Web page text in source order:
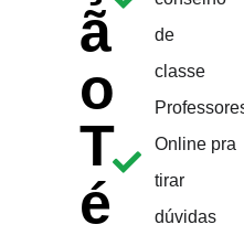
ã
o
T
é
de
classe
Online pra
tirar
dúvidas